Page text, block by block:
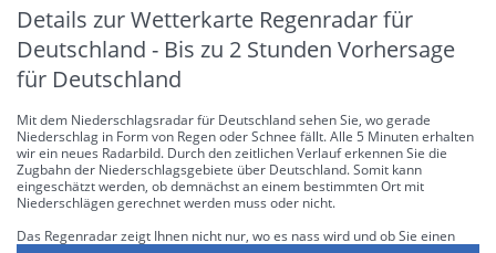
Details zur Wetterkarte Regenradar für
Deutschland - Bis zu 2 Stunden Vorhersage
für Deutschland
Mit dem Niederschlagsradar für Deutschland sehen Sie, wo gerade
Niederschlag in Form von Regen oder Schnee fällt. Alle 5 Minuten erhalten
wir ein neues Radarbild. Durch den zeitlichen Verlauf erkennen Sie die
Zugbahn der Niederschlagsgebiete über Deutschland. Somit kann
eingeschätzt werden, ob demnächst an einem bestimmten Ort mit
Niederschlägen gerechnet werden muss oder nicht.
Das Regenradar zeigt Ihnen nicht nur, wo es nass wird und ob Sie einen